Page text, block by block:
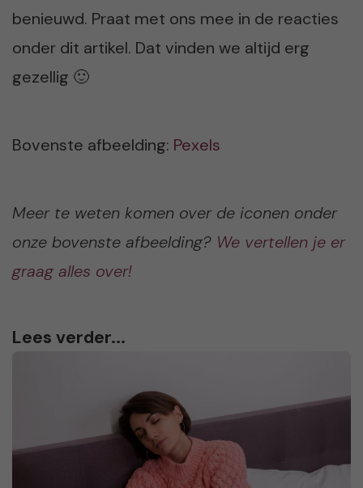
benieuwd. Praat met ons mee in de reacties
onder dit artikel. Dat vinden we altijd erg
gezellig 🙂
Bovenste afbeelding: Pexels
Meer te weten komen over de iconen onder
onze bovenste afbeelding? We vertellen je er
graag alles over!
Lees verder...